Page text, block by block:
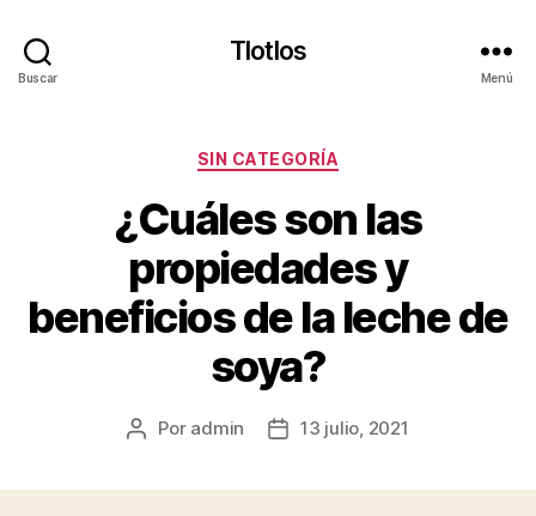
Buscar
Tlotlos
Menú
Categorías
SIN CATEGORÍA
¿Cuáles son las
propiedades y
beneficios de la leche de
soya?
Autor
Por admin
Fecha13 julio, 2021